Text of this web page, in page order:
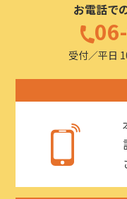
お電話で
受付／平日